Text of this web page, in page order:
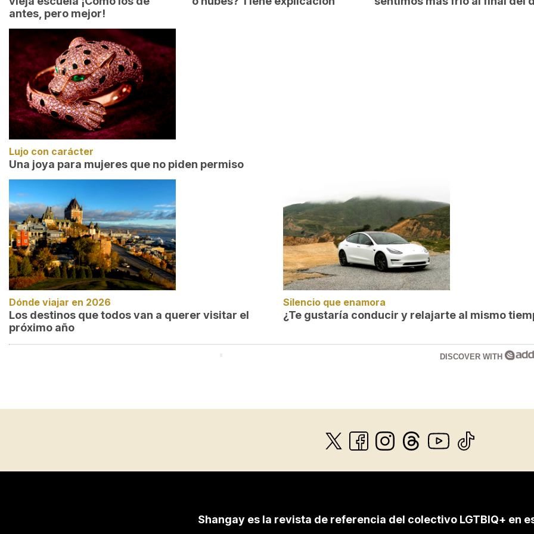
antes, pero mejor!
Lujo con carácter
Una joya para mujeres que no piden permiso
Dónde viajar en 2026
Los destinos que todos van a querer visitar el
próximo año
Silencio que enamora
¿Te gustaría conducir y relajarte al mismo
DISCOVER WITH
Shangay es la revista de referencia del colectivo LGTBIQ+ en